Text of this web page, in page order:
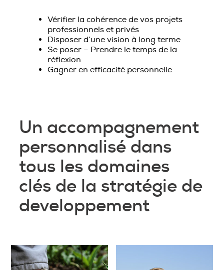
Vérifier la cohérence de vos projets
professionnels et privés
Disposer d’une vision à long terme
Se poser – Prendre le temps de la
réflexion
Gagner en efficacité personnelle
Un accompagnement
personnalisé dans
tous les domaines
clés de la stratégie de
developpement